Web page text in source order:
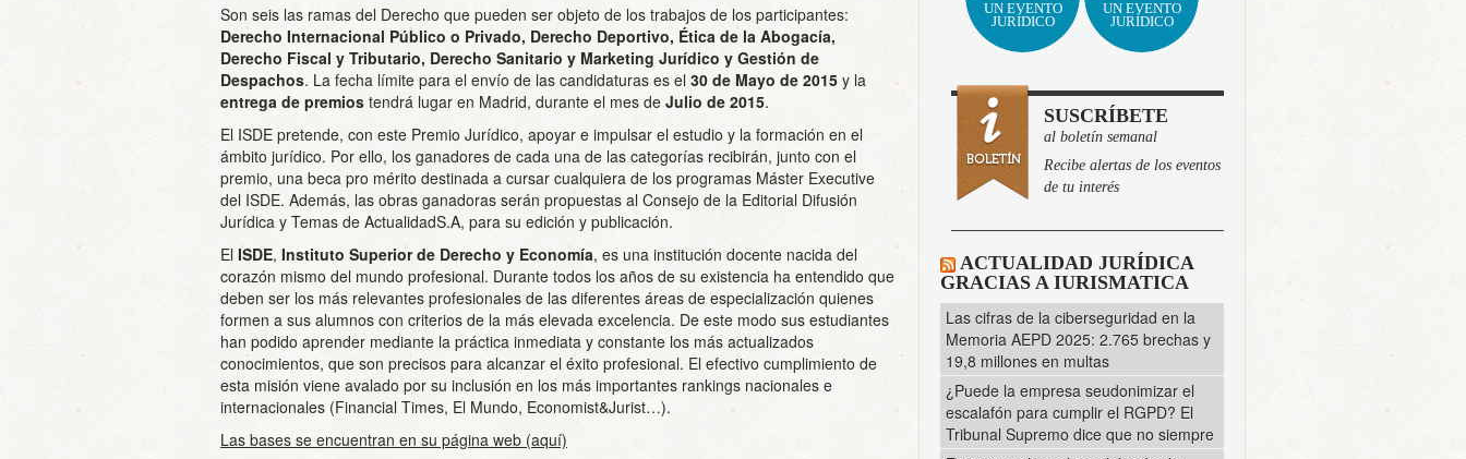
Son seis las ramas del Derecho que pueden ser objeto de los trabajos de los participantes:
Derecho Internacional Público o Privado, Derecho Deportivo, Ética de la Abogacía,
Derecho Fiscal y Tributario, Derecho Sanitario y Marketing Jurídico y Gestión de
Despachos. La fecha límite para el envío de las candidaturas es el 30 de Mayo de 2015 y la
entrega de premios tendrá lugar en Madrid, durante el mes de Julio de 2015.
El ISDE pretende, con este Premio Jurídico, apoyar e impulsar el estudio y la formación en el
ámbito jurídico. Por ello, los ganadores de cada una de las categorías recibirán, junto con el
premio, una beca pro mérito destinada a cursar cualquiera de los programas Máster Executive
del ISDE. Además, las obras ganadoras serán propuestas al Consejo de la Editorial Difusión
Jurídica y Temas de ActualidadS.A, para su edición y publicación.
El ISDE, Instituto Superior de Derecho y Economía, es una institución docente nacida del
corazón mismo del mundo profesional. Durante todos los años de su existencia ha entendido que
deben ser los más relevantes profesionales de las diferentes áreas de especialización quienes
formen a sus alumnos con criterios de la más elevada excelencia. De este modo sus estudiantes
han podido aprender mediante la práctica inmediata y constante los más actualizados
conocimientos, que son precisos para alcanzar el éxito profesional. El efectivo cumplimiento de
esta misión viene avalado por su inclusión en los más importantes rankings nacionales e
internacionales (Financial Times, El Mundo, Economist&Jurist…).
Las bases se encuentran en su página web (aquí)
UN EVENTO
JURÍDICO
UN EVENTO
JURÍDICO
SUSCRÍBETE
al boletín semanal
Recibe alertas de los eventos
de tu interés
ACTUALIDAD JURÍDICA
GRACIAS A IURISMATICA
Las cifras de la ciberseguridad en la
Memoria AEPD 2025: 2.765 brechas y
19,8 millones en multas
¿Puede la empresa seudonimizar el
escalafón para cumplir el RGPD? El
Tribunal Supremo dice que no siempre